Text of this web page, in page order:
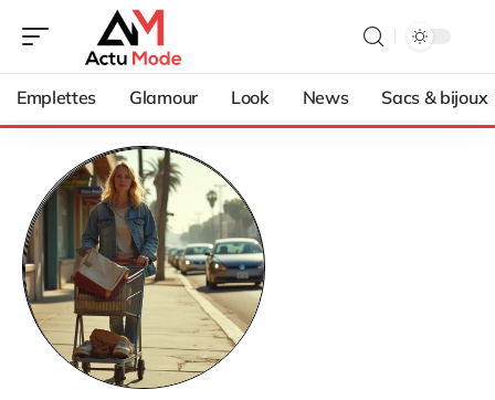
Emplettes Glamour Look News Sacs & bijoux